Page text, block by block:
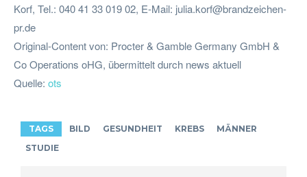
Korf, Tel.: 040 41 33 019 02, E-Mail: julia.korf@brandzeichen-
pr.de
Original-Content von: Procter & Gamble Germany GmbH &
Co Operations oHG, übermittelt durch news aktuell
Quelle: ots
TAGS BILD GESUNDHEIT KREBS
MÄNNER
STUDIE